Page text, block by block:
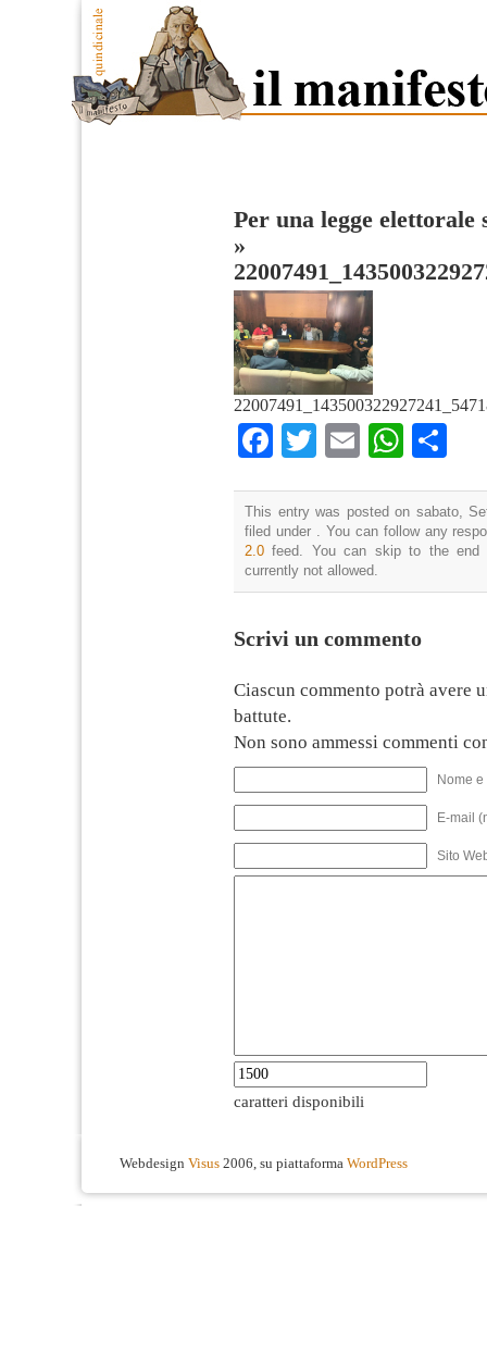
Per una legge
»
Facebook
TwitterEmail
This entry was posted on sabato,
filed under . You can follow any
2.0 feed. You can skip to the end
currently not allowed.
Scrivi un commento
Ciascun commento potrà avere
battute.
Non sono ammessi commenti
Nome
E-mail
Sito
caratteri disponibili
Webdesign Visus 2006, su piattaforma WordPress